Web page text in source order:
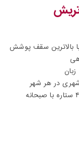
بالاترین سقف پوشش
در هر شهر